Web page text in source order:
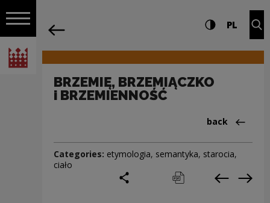
Open navigation
National Centre for Culture Poland
Navigation Settings and search
High contrast
PL
BRZEMIĘ, BRZEMIĄCZKO
i BRZEMIENNOŚĆ
Back
back
Categories: etymologia, semantyka, starocia,
ciało
print pobierz Previous